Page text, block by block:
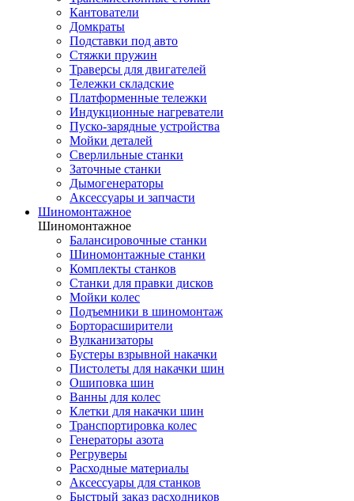
Кантователи
Домкраты
Подставки под авто
Стяжки пружин
Траверсы для двигателей
Тележки складские
Платформенные тележки
Индукционные нагреватели
Пуско-зарядные устройства
Мойки деталей
Сверлильные станки
Заточные станки
Дымогенераторы
Аксессуары и запчасти
Шиномонтажное
Шиномонтажное
Балансировочные станки
Шиномонтажные станки
Комплекты станков
Станки для правки дисков
Мойки колес
Подъемники в шиномонтаж
Борторасширители
Вулканизаторы
Бустеры взрывной накачки
Пистолеты для накачки шин
Ошиповка шин
Ванны для колес
Клетки для накачки шин
Транспортировка колес
Генераторы азота
Регруверы
Расходные материалы
Аксессуары для станков
Быстрый заказ расходников